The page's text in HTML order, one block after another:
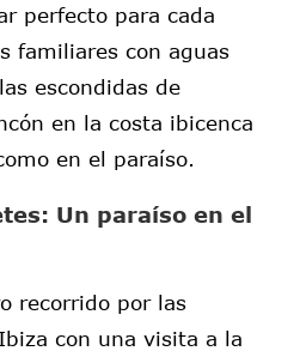
perfecto para cada
familiares con aguas
escondidas de
en la costa ibicenca
en el paraíso.
Un paraíso en el
recorrido por las
con una visita a la